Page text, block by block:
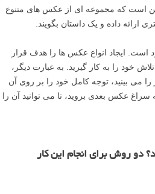
است که مجموعه ای از عکس های متنوع
ارائه داده و یک داستان بگویند.
است. ایجاد انواع عکس ها را هدف قرار
خود را به کار گیرید. به عبارت دیگر،
می بینید، توجه کامل خود را بر روی آن
سراغ عکس بعدی بروید، تا می توانید آن را
دو روش برای انجام این کار